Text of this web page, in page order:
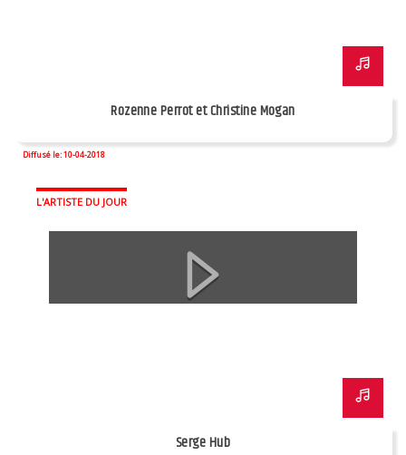
Rozenne Perrot et Christine Mogan
Diffusé le: 10-04-2018
L'ARTISTE DU JOUR
Serge Hub